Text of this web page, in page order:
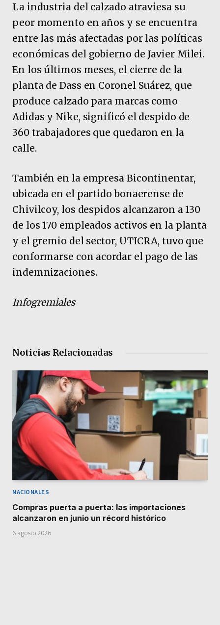
La industria del calzado atraviesa su
peor momento en años y se encuentra
entre las más afectadas por las políticas
económicas del gobierno de Javier Milei.
En los últimos meses, el cierre de la
planta de Dass en Coronel Suárez, que
produce calzado para marcas como
Adidas y Nike, significó el despido de
360 trabajadores que quedaron en la
calle.
También en la empresa Bicontinentar,
ubicada en el partido bonaerense de
Chivilcoy, los despidos alcanzaron a 130
de los 170 empleados activos en la planta
y el gremio del sector, UTICRA, tuvo que
conformarse con acordar el pago de las
indemnizaciones.
Infogremiales
Noticias Relacionadas
NACIONALES
Compras puerta a puerta: las importaciones
alcanzaron en junio un récord histórico
6 agosto 2026